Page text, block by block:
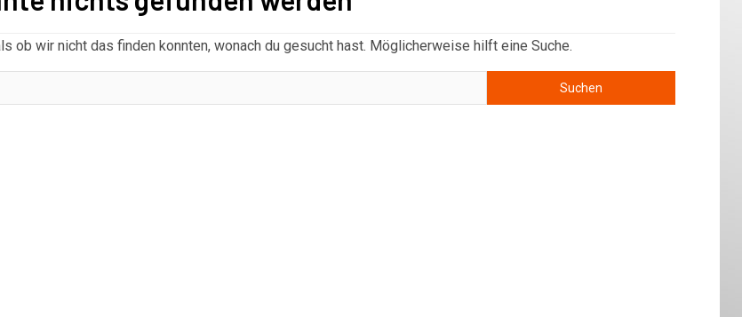
ob wir nicht das finden konnten, wonach du gesucht hast. Möglicherweise hilft eine Suche.